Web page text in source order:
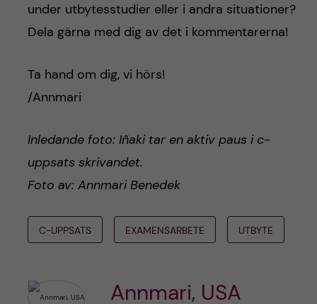
under utbytesstudier eller i andra situationer?
Dela gärna med dig av det i kommentarerna!
Ta hand om dig, vi hörs!
/Annmari
Inledande foto: Iñaki tar en aktiv paus i c-
uppsats skrivandet.
Foto av: Annmari Benedek
C-UPPSATS EXAMENSARBETE UTBYTE
Annmari, USA